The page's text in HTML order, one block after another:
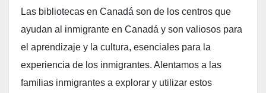
Las bibliotecas en Canadá son de los centros que
ayudan al inmigrante en Canadá y son valiosos para
el aprendizaje y la cultura, esenciales para la
experiencia de los inmigrantes. Alentamos a las
familias inmigrantes a explorar y utilizar estos